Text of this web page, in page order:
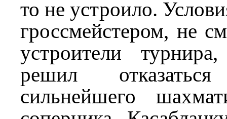
то не устроило.
гроссмейстером, не
устроители
решил
сильнейшего